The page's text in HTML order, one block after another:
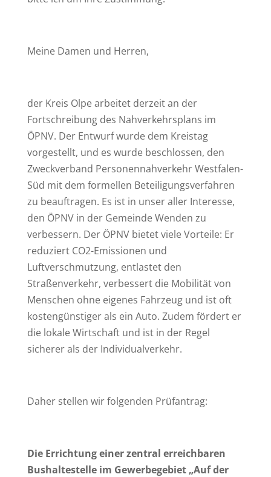
Meine Damen und Herren,
der Kreis Olpe arbeitet derzeit an der
Fortschreibung des Nahverkehrsplans im
ÖPNV. Der Entwurf wurde dem Kreistag
vorgestellt, und es wurde beschlossen, den
Zweckverband Personennahverkehr Westfalen-
Süd mit dem formellen Beteiligungsverfahren
zu beauftragen. Es ist in unser aller Interesse,
den ÖPNV in der Gemeinde Wenden zu
verbessern. Der ÖPNV bietet viele Vorteile: Er
reduziert CO2-Emissionen und
Luftverschmutzung, entlastet den
Straßenverkehr, verbessert die Mobilität von
Menschen ohne eigenes Fahrzeug und ist oft
kostengünstiger als ein Auto. Zudem fördert er
die lokale Wirtschaft und ist in der Regel
sicherer als der Individualverkehr.
Daher stellen wir folgenden Prüfantrag:
Die Errichtung einer zentral erreichbaren
Bushaltestelle im Gewerbegebiet „Auf der